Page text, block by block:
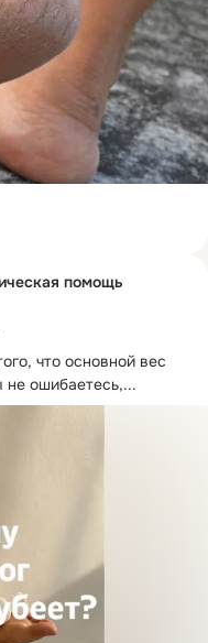
помощь
что основной вес
не ошибаетесь,...